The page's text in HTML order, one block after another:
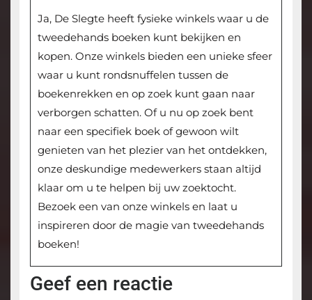
Ja, De Slegte heeft fysieke winkels waar u de
tweedehands boeken kunt bekijken en
kopen. Onze winkels bieden een unieke sfeer
waar u kunt rondsnuffelen tussen de
boekenrekken en op zoek kunt gaan naar
verborgen schatten. Of u nu op zoek bent
naar een specifiek boek of gewoon wilt
genieten van het plezier van het ontdekken,
onze deskundige medewerkers staan altijd
klaar om u te helpen bij uw zoektocht.
Bezoek een van onze winkels en laat u
inspireren door de magie van tweedehands
boeken!
Geef een reactie